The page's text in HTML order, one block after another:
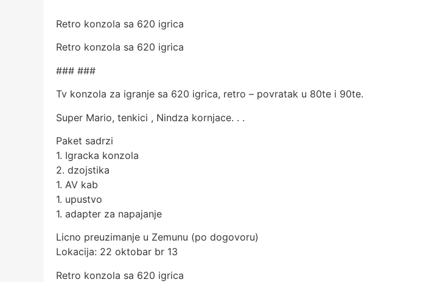
Retro konzola sa 620 igrica
Retro konzola sa 620 igrica
### ###
Tv konzola za igranje sa 620 igrica, retro – povratak u 80te i 90te.
Super Mario, tenkici , Nindza kornjace. . .
Paket sadrzi
1. Igracka konzola
2. dzojstika
1. AV kab
1. upustvo
1. adapter za napajanje
Licno preuzimanje u Zemunu (po dogovoru)
Lokacija: 22 oktobar br 13
Retro konzola sa 620 igrica